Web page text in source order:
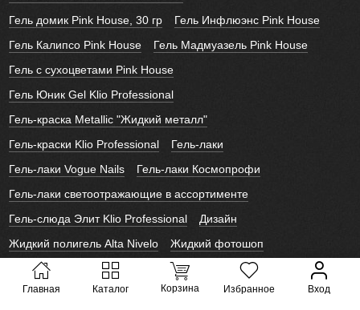
Главная Каталог Корзина Избранное Вход
Гель домик Pink House, 30 гр
Гель Инфлюэнс Pink House
Гель Калипсо Pink House
Гель Мадмуазель Pink House
Гель с сухоцветами Pink House
Гель Юник Gel Klio Professional
Гель-краска Metallic "Жидкий металл"
Гель-краски Klio Professional
Гель-лаки
Гель-лаки Vogue Nails
Гель-лаки Космопрофи
Гель-лаки светоотражающие в ассортименте
Гель-слюда Элит Klio Professional
Дизайн
Жидкий полигель Alta Nivelo
Жидкий фотошоп
Инструменты Klio professional
Корректор
Космопрофи
Лайк Слайдеры
Лаки для ногтей Alta Nivelo